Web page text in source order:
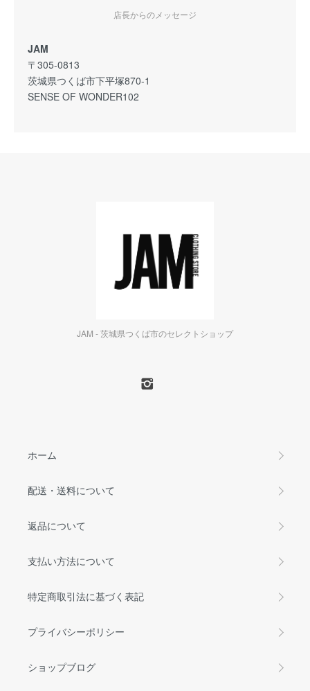
店長からのメッセージ
JAM
〒305-0813
茨城県つくば市下平塚870-1
SENSE OF WONDER102
JAM - 茨城県つくば市のセレクトショップ
ホーム
配送・送料について
返品について
支払い方法について
特定商取引法に基づく表記
プライバシーポリシー
ショップブログ